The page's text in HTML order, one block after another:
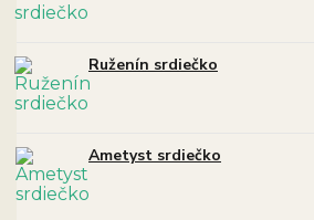
Ruženín srdiečko
Ametyst srdiečko